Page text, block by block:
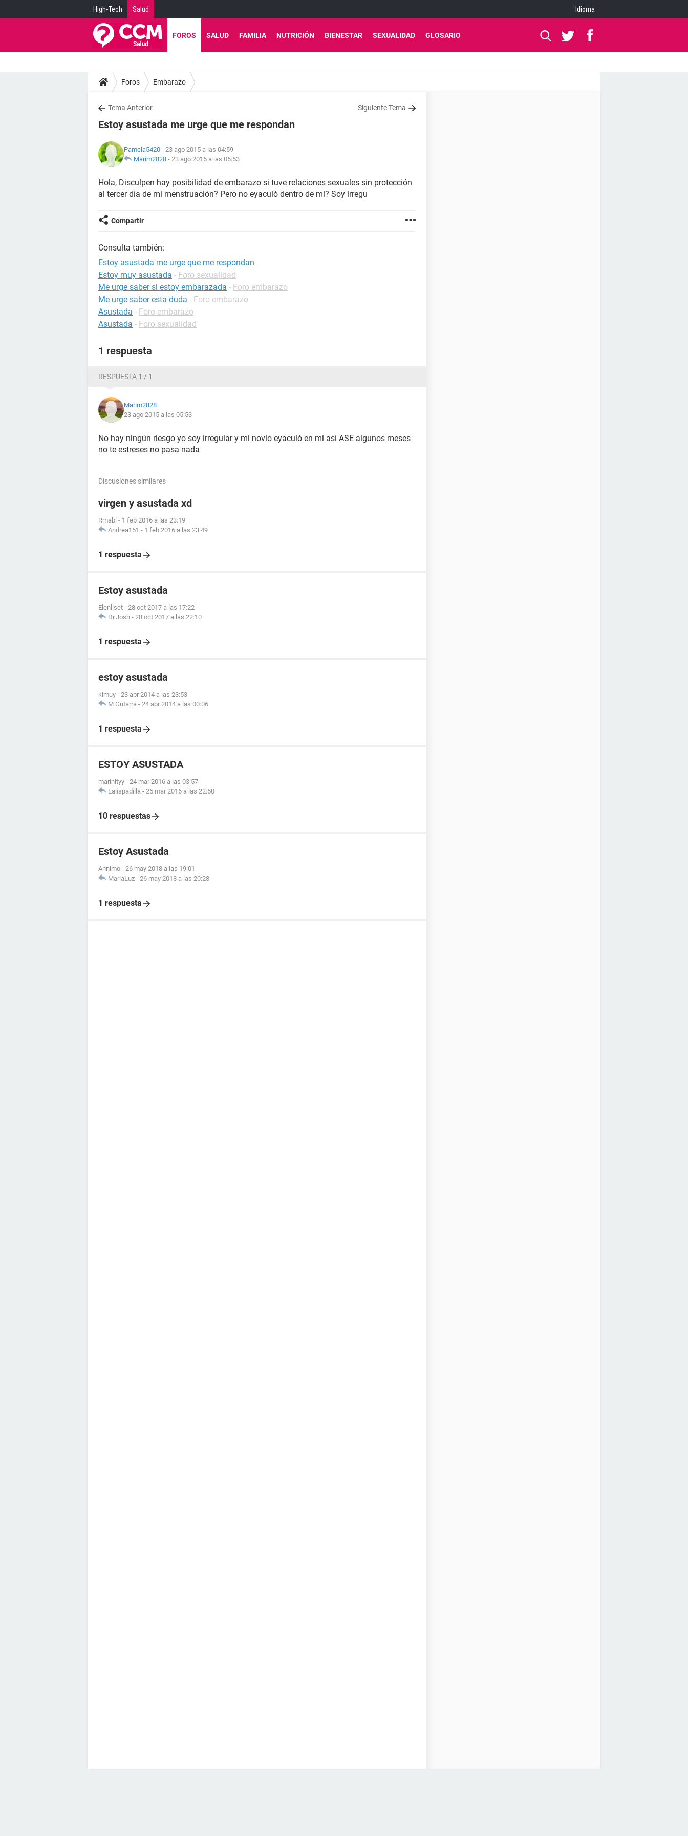
High-Tech Salud Idioma
FOROS SALUD FAMILIA NUTRICIÓN BIENESTAR SEXUALIDAD GLOSARIO
Foros Embarazo
Tema Anterior Siguiente Tema
Estoy asustada me urge que me respondan
Pamela5420 - 23 ago 2015 a las 04:59
Marim2828 - 23 ago 2015 a las 05:53
Hola, Disculpen hay posibilidad de embarazo si tuve relaciones sexuales sin protección
al tercer día de mi menstruación? Pero no eyaculó dentro de mi? Soy irregu
Compartir
Consulta también:
Estoy asustada me urge que me respondan
Estoy muy asustada - Foro sexualidad
Me urge saber si estoy embarazada - Foro embarazo
Me urge saber esta duda - Foro embarazo
Asustada - Foro embarazo
Asustada - Foro sexualidad
1 respuesta
RESPUESTA 1 / 1
Marim2828
23 ago 2015 a las 05:53
No hay ningún riesgo yo soy irregular y mi novio eyaculó en mi así ASE algunos meses
no te estreses no pasa nada
Discusiones similares
virgen y asustada xd
Rmabl - 1 feb 2016 a las 23:19
Andrea151 - 1 feb 2016 a las 23:49
1 respuesta
Estoy asustada
Elenliset - 28 oct 2017 a las 17:22
Dr.Josh - 28 oct 2017 a las 22:10
1 respuesta
estoy asustada
kimuy - 23 abr 2014 a las 23:53
M Gutarra - 24 abr 2014 a las 00:06
1 respuesta
ESTOY ASUSTADA
marinityy - 24 mar 2016 a las 03:57
Lalispadilla - 25 mar 2016 a las 22:50
10 respuestas
Estoy Asustada
Annimo - 26 may 2018 a las 19:01
MariaLuz - 26 may 2018 a las 20:28
1 respuesta